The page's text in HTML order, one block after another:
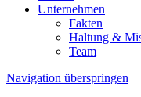
Unternehmen
Fakten
Haltung &
Team
Navigation überspringen